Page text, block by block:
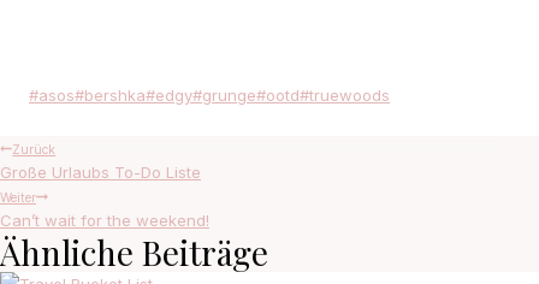
Schlagworte:
#asos#bershka#edgy#grunge#ootd#truewoods
Beitragsnavigation
Zurück
Große Urlaubs To-Do Liste
Weiter
Can’t wait for the weekend!
Ähnliche Beiträge